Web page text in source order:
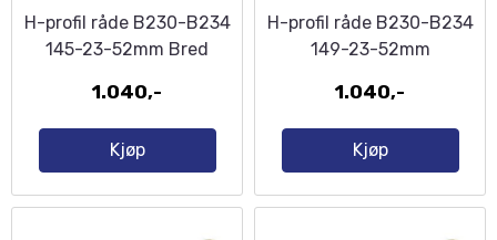
H-profil råde B230-B234
145-23-52mm Bred
1.040,-
Kjøp
H-profil råde B230-B234
149-23-52mm
1.040,-
Kjøp